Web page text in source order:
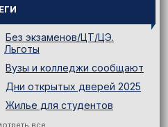
Без экзаменов/ЦТ/ЦЭ.
Льготы
Вузы и колледжи сообщают
Дни открытых дверей 2025
Жилье для студентов
Законодательство
все